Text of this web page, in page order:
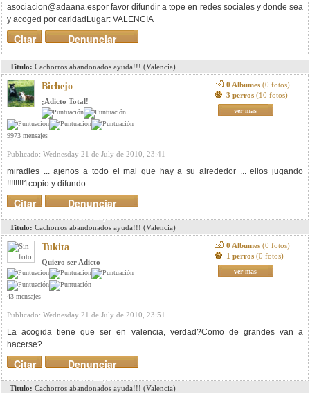
asociacion@adaana.espor favor difundir a tope en redes sociales y donde sea
y acoged por caridadLugar: VALENCIA
Denunciar
mensaje
Citar
Titulo: Cachorros abandonados ayuda!!! (Valencia)
Bichejo
¡Adicto Total!
9973 mensajes
0 Albumes (0 fotos)
3 perros (10 fotos)
ver mas
Publicado: Wednesday 21 de July de 2010, 23:41
miradles ... ajenos a todo el mal que hay a su alrededor ... ellos jugando
!!!!!!!!1copio y difundo
Denunciar
mensaje
Citar
Titulo: Cachorros abandonados ayuda!!! (Valencia)
Tukita
Quiero ser Adicto
43 mensajes
0 Albumes (0 fotos)
1 perros (0 fotos)
ver mas
Publicado: Wednesday 21 de July de 2010, 23:51
La acogida tiene que ser en valencia, verdad?Como de grandes van a
hacerse?
Denunciar
mensaje
Citar
Titulo: Cachorros abandonados ayuda!!! (Valencia)